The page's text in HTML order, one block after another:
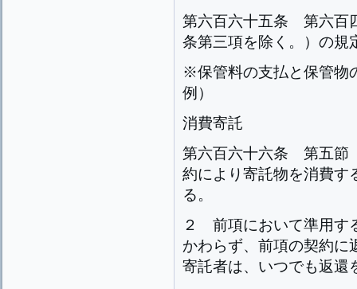
第六百六十五条 第六百
条第三項を除く。）の規
※保管料の支払と保管物
例）
消費寄託
第六百六十六条 第五節
約により寄託物を消費す
る。
２ 前項において準用す
かわらず、前項の契約に
寄託者は、いつでも返還